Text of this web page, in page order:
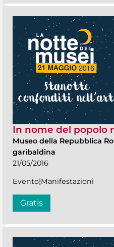
In nome del popolo
Museo della Repubblica
garibaldina
21/05/2016
Evento|Manifestazioni
Gratis